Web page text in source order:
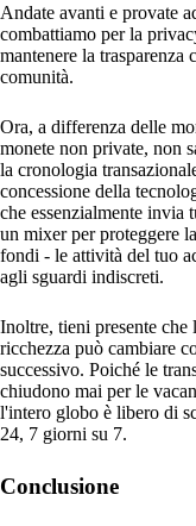
Andate avanti e provate
combattiamo per la
mantenere la trasparenza
comunità.
Ora, a differenza delle
monete non private, non
la cronologia
concessione della
che essenzialmente invia
un mixer per proteggere
fondi - le attività del tuo
agli sguardi indiscreti.
Inoltre, tieni presente che
ricchezza può cambiare
successivo. Poiché le
chiudono mai per le
l'intero globo è libero di
24, 7 giorni su 7.
Conclusione